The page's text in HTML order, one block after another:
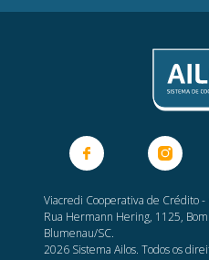
Viacredi Cooperativa de Crédito
Rua Hermann Hering, 1125,
Blumenau/SC.
2026 Sistema Ailos. Todos os